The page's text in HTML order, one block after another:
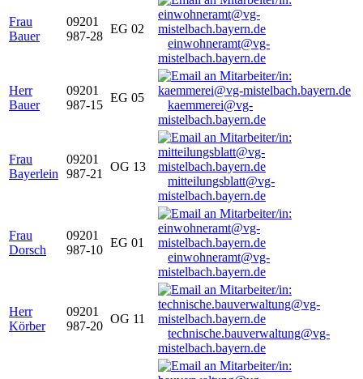
Frau
Bauer
09201
987-28
EG 02
einwohneramt@vg-
mistelbach.bayern.de
Herr
Bauer
09201
987-15
EG 05
kaemmerei@vg-
mistelbach.bayern.de
Frau
Bayerlein
09201
987-21
OG 13
mitteilungsblatt@vg-
mistelbach.bayern.de
Frau
Dorsch
09201
987-10
EG 01
einwohneramt@vg-
mistelbach.bayern.de
Herr
Körber
09201
987-20
OG 11
technische.bauverwaltung@vg-
mistelbach.bayern.de